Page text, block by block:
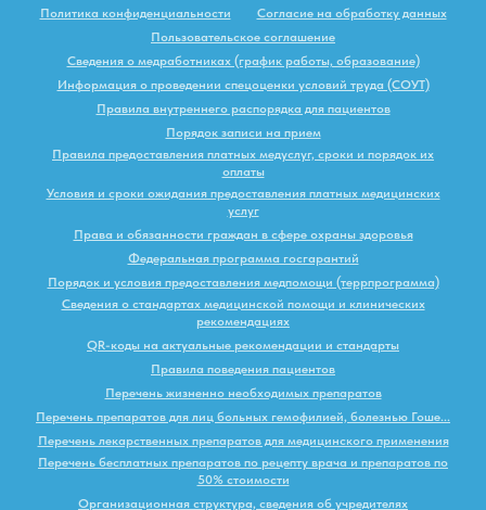
Политика конфиденциальности
Согласие на обработку данных
Пользовательское соглашение
Сведения о медработниках (график работы, образование)
Информация о проведении спецоценки условий труда (СОУТ)
Правила внутреннего распорядка для пациентов
Порядок записи на прием
Правила предоставления платных медуслуг, сроки и порядок их
оплаты
Условия и сроки ожидания предоставления платных медицинских
услуг
Права и обязанности граждан в сфере охраны здоровья
Федеральная программа госгарантий
Порядок и условия предоставления медпомощи (террпрограмма)
Сведения о стандартах медицинской помощи и клинических
рекомендациях
QR-коды на актуальные рекомендации и стандарты
Правила поведения пациентов
Перечень жизненно необходимых препаратов
Перечень препаратов для лиц больных гемофилией, болезнью Гоше...
Перечень лекарственных препаратов для медицинского применения
Перечень бесплатных препаратов по рецепту врача и препаратов по
50% стоимости
Организационная структура, сведения об учредителях